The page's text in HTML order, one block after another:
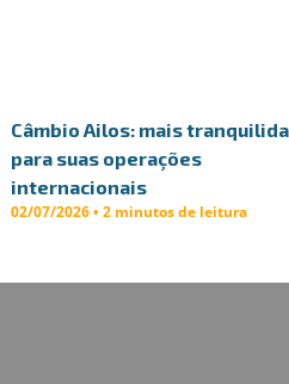
Câmbio Ailos: mais
para suas operações
internacionais
02/07/2026 • 2 minutos de leitura